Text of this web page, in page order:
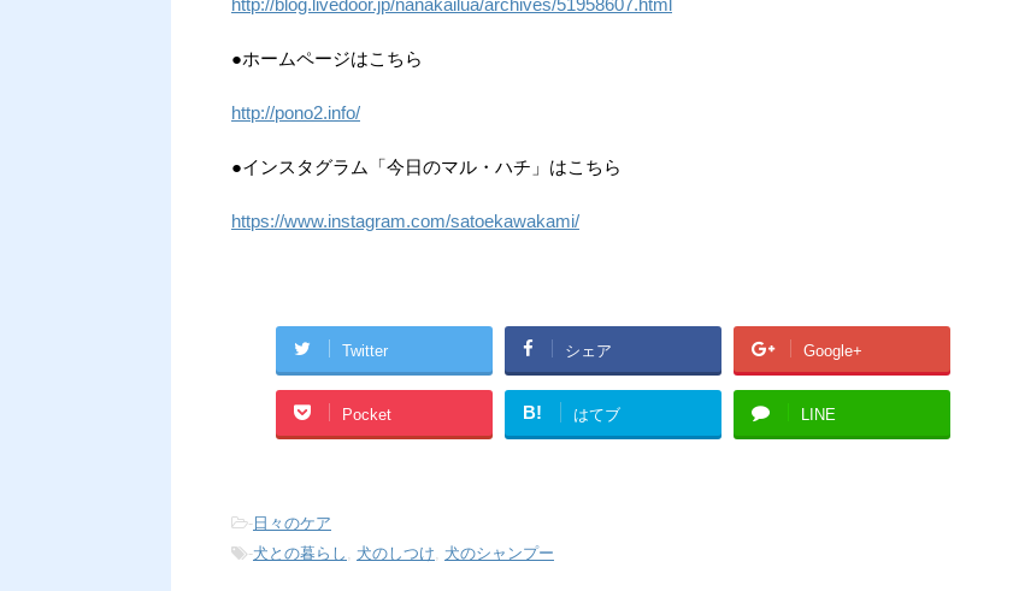
http://blog.livedoor.jp/nanakailua/archives/51958607.html
●ホームページはこちら
http://pono2.info/
●インスタグラム「今日のマル・ハチ」はこちら
https://www.instagram.com/satoekawakami/
Twitter シェア Google+
Pocket B! はてブ LINE
- 日々のケア
-犬との暮らし , 犬のしつけ, 犬のシャンプー